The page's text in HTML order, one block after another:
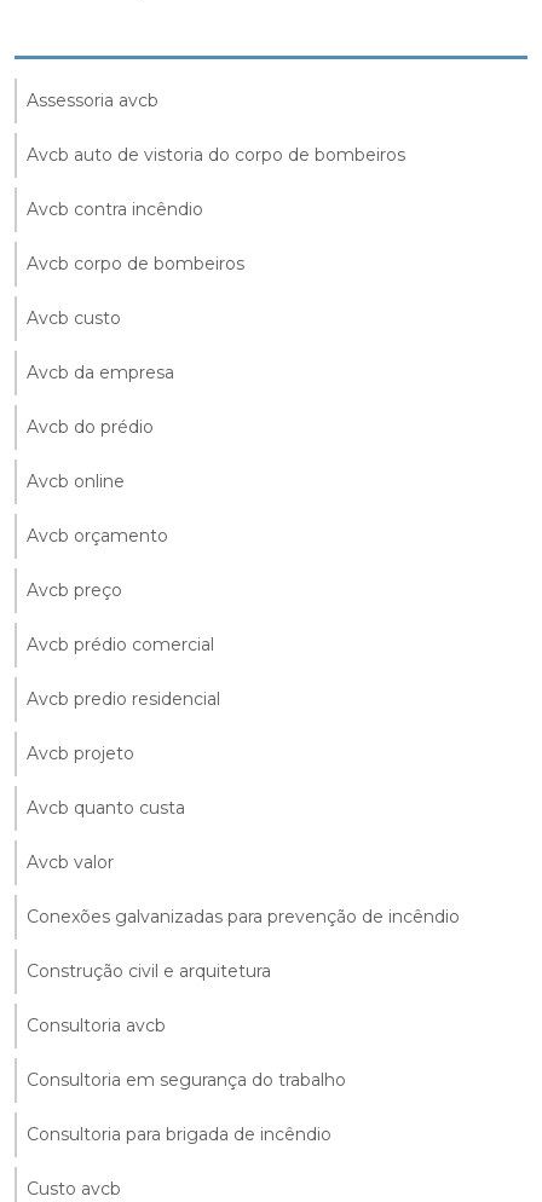
Assessoria avcb
Avcb auto de vistoria do corpo de bombeiros
Avcb contra incêndio
Avcb corpo de bombeiros
Avcb custo
Avcb da empresa
Avcb do prédio
Avcb online
Avcb orçamento
Avcb preço
Avcb prédio comercial
Avcb predio residencial
Avcb projeto
Avcb quanto custa
Avcb valor
Conexões galvanizadas para prevenção de incêndio
Construção civil e arquitetura
Consultoria avcb
Consultoria em segurança do trabalho
Consultoria para brigada de incêndio
Custo avcb